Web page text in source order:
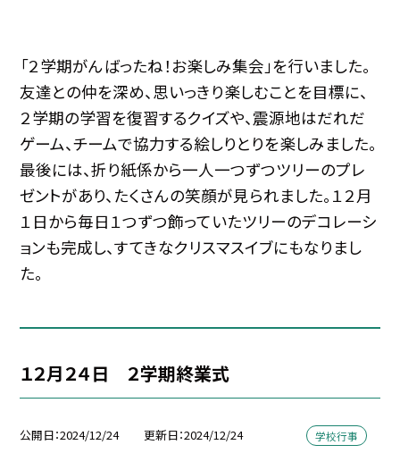
「２学期がんばったね！お楽しみ集会」を行いました。
友達との仲を深め、思いっきり楽しむことを目標に、
２学期の学習を復習するクイズや、震源地はだれだ
ゲーム、チームで協力する絵しりとりを楽しみました。
最後には、折り紙係から一人一つずつツリーのプレ
ゼントがあり、たくさんの笑顔が見られました。１２月
１日から毎日１つずつ飾っていたツリーのデコレーシ
ョンも完成し、すてきなクリスマスイブにもなりまし
た。
１２月２４日 ２学期終業式
公開日 2024/12/24 更新日 2024/12/24 学校行事